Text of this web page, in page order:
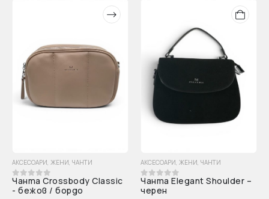
АКСЕСОАРИ, ЖЕНИ, ЧАНТИ
0 out of 5
Чанта Crossbody Classic
- бежов / бордо
АКСЕСОАРИ, ЖЕНИ, ЧАНТИ
0 out of 5
Чанта Elegant Shoulder –
черен